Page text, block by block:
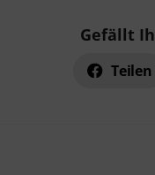
Gefällt
Teilen